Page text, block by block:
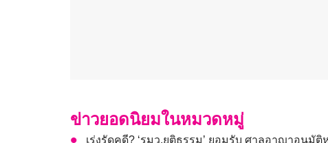
ข่าวยอดนิยมในหมวดหมู่
เร่งรัดคดี? ‘รมว.ยุติธรรม’ ยอมรับ ศาลอาญาอนุมั